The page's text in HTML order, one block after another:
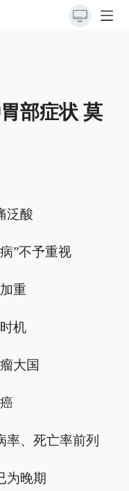
部症状 莫
泛酸
”不予重视
重
机
大国
率、死亡率前列
为晚期